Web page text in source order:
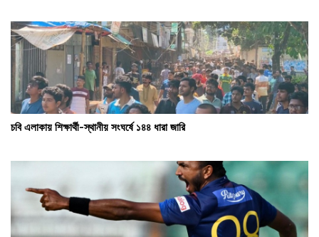
চবি এলাকায় শিক্ষার্থী-স্থানীয় সংঘর্ষে ১৪৪ ধারা জারি